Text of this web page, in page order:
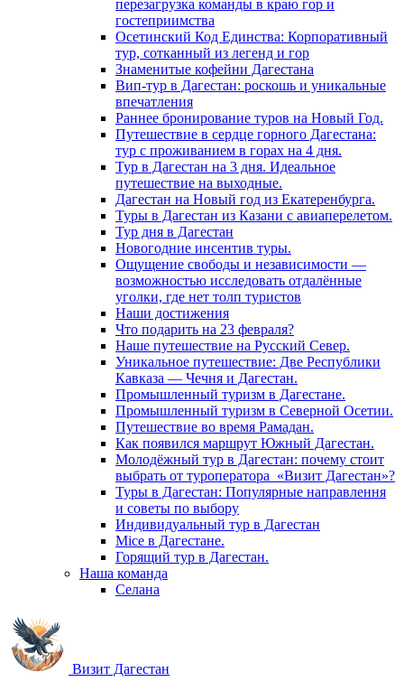
перезагрузка команды в краю гор и
гостеприимства
Осетинский Код Единства: Корпоративный
тур, сотканный из легенд и гор
Знаменитые кофейни Дагестана
Вип-тур в Дагестан: роскошь и уникальные
впечатления
Раннее бронирование туров на Новый Год.
Путешествие в сердце горного Дагестана:
тур с проживанием в горах на 4 дня.
Тур в Дагестан на 3 дня. Идеальное
путешествие на выходные.
Дагестан на Новый год из Екатеренбурга.
Туры в Дагестан из Казани с авиаперелетом.
Тур дня в Дагестан
Новогодние инсентив туры.
Ощущение свободы и независимости —
возможностью исследовать отдалённые
уголки, где нет толп туристов
Наши достижения
Что подарить на 23 февраля?
Наше путешествие на Русский Север.
Уникальное путешествие: Две Республики
Кавказа — Чечня и Дагестан.
Промышленный туризм в Дагестане.
Промышленный туризм в Северной Осетии.
Путешествие во время Рамадан.
Как появился маршрут Южный Дагестан.
Молодёжный тур в Дагестан: почему стоит
выбрать от туроператора «Визит Дагестан»?
Туры в Дагестан: Популярные направлення
и советы по выбору
Индивидуальный тур в Дагестан
Mice в Дагестане.
Горящий тур в Дагестан.
Наша команда
Селана
Визит Дагестан